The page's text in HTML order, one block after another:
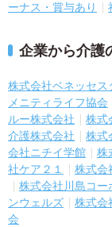
ーナス・賞与あり
企業から介護
株式会社ベネッセス
メニティライフ協会
ルー株式会社
株式
介護株式会社
株式
会社ニチイ学館
株
社ケア２１
株式会
株式会社川島コー
ンウェルズ
株式会
会